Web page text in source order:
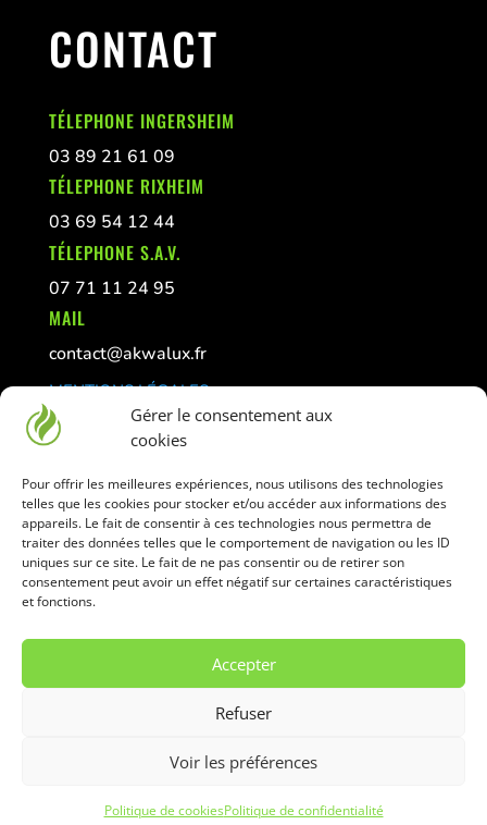
Gérer le consentement aux
cookies
Pour offrir les meilleures expériences, nous utilisons des technologies
telles que les cookies pour stocker et/ou accéder aux informations des
appareils. Le fait de consentir à ces technologies nous permettra de
traiter des données telles que le comportement de navigation ou les ID
uniques sur ce site. Le fait de ne pas consentir ou de retirer son
consentement peut avoir un effet négatif sur certaines caractéristiques
et fonctions.
Accepter
Refuser
Voir les préférences
Politique de cookiesPolitique de confidentialité
CONTACT
TÉLEPHONE INGERSHEIM
03 89 21 61 09
TÉLEPHONE RIXHEIM
03 69 54 12 44
TÉLEPHONE S.A.V.
07 71 11 24 95
MAIL
contact@akwalux.fr
MENTIONS LÉGALES
CONFIDENTIALITÉ
GESTION DES COOKIES
La vente de liquide et matériel pour vaper est
interdite aux mineurs
Déconseillé aux femmes enceintes
Copyright © CS Créations 2026 tous droits